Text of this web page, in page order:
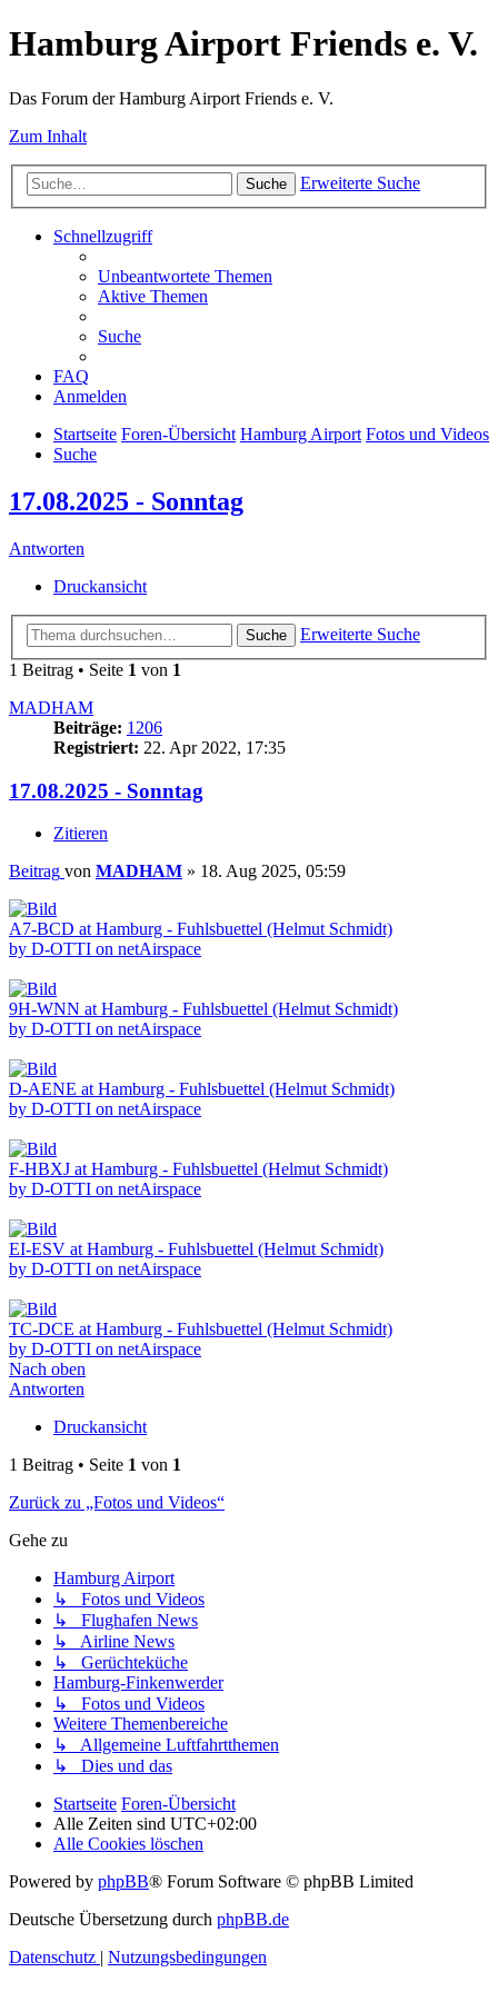
Hamburg Airport Friends e. V.
Das Forum der Hamburg Airport Friends e. V.
Zum Inhalt
Suche Erweiterte Suche
Schnellzugriff
Unbeantwortete Themen
Aktive Themen
Suche
FAQ
Anmelden
Startseite Foren-Übersicht Hamburg Airport Fotos und Videos
Suche
17.08.2025 - Sonntag
Antworten
Druckansicht
Suche
Erweiterte Suche
1 Beitrag • Seite 1 von 1
MADHAM
Beiträge: 1206
Registriert: 22. Apr 2022, 17:35
17.08.2025 - Sonntag
Zitieren
Beitrag von MADHAM » 18. Aug 2025, 05:59
A7-BCD at Hamburg - Fuhlsbuettel (Helmut Schmidt)
by D-OTTI on netAirspace
9H-WNN at Hamburg - Fuhlsbuettel (Helmut Schmidt)
by D-OTTI on netAirspace
D-AENE at Hamburg - Fuhlsbuettel (Helmut Schmidt)
by D-OTTI on netAirspace
F-HBXJ at Hamburg - Fuhlsbuettel (Helmut Schmidt)
by D-OTTI on netAirspace
EI-ESV at Hamburg - Fuhlsbuettel (Helmut Schmidt)
by D-OTTI on netAirspace
TC-DCE at Hamburg - Fuhlsbuettel (Helmut Schmidt)
by D-OTTI on netAirspace
Nach oben
Antworten
Druckansicht
1 Beitrag • Seite 1 von 1
Zurück zu „Fotos und Videos“
Gehe zu
Hamburg Airport
↳ Fotos und Videos
↳ Flughafen News
↳ Airline News
↳ Gerüchteküche
Hamburg-Finkenwerder
↳ Fotos und Videos
Weitere Themenbereiche
↳ Allgemeine Luftfahrtthemen
↳ Dies und das
Startseite Foren-Übersicht
Alle Zeiten sind UTC+02:00
Alle Cookies löschen
Powered by phpBB® Forum Software © phpBB Limited
Deutsche Übersetzung durch phpBB.de
Datenschutz | Nutzungsbedingungen